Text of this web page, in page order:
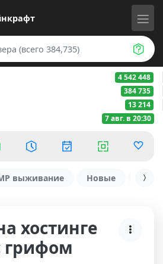
4 542 448
384 735
13 214
7 авг. в 20:30
выживание Новые С
хостинге
грифом